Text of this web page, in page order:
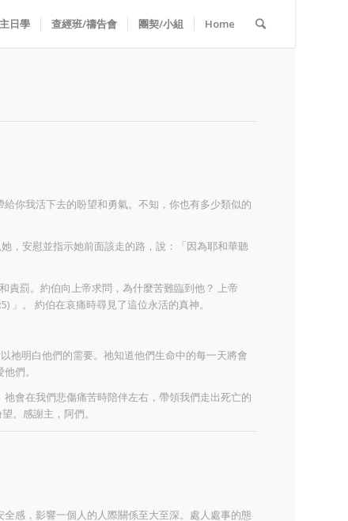
主日學 查經班/禱告會 團契/小組 Home
你我活下去的盼望和勇氣。不知，你也有多少類似的
，安慰並指示她前面該走的路，說：「因為耶和華聽
責罰。約伯向上帝求問，為什麼苦難臨到他？ 上帝
」。 約伯在哀痛時尋見了這位永活的真神。
祂明白他們的需要。祂知道他們生命中的每一天將會
們。
會在我們悲傷痛苦時陪伴左右，帶領我們走出死亡的
。感謝主，阿們。
感，影響一個人的人際關係至大至深。處人處事的態